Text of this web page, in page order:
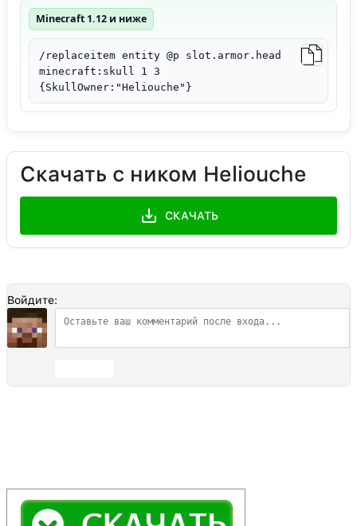
Minecraft 1.12 и ниже
/replaceitem entity @p slot.armor.head
minecraft:skull 1 3
{SkullOwner:"Heliouche"}
Скачать с ником Heliouche
СКАЧАТЬ
Войдите: